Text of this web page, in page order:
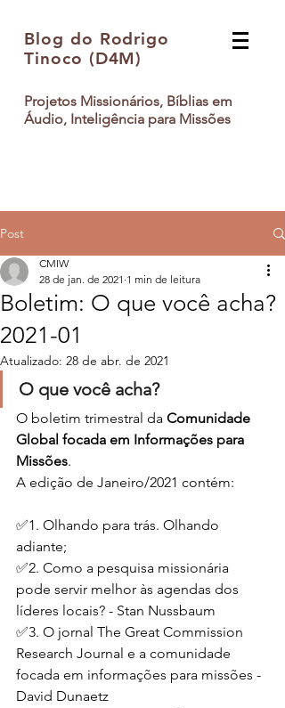
Blog do Rodrigo
Tinoco (D4M)
Projetos Missionários, Bíblias em
Áudio, Inteligência para Missões
Post
Boletim: O que você acha?
2021-01
CMIW
28 de jan. de 2021 1 min de leitura
Atualizado: 28 de abr. de 2021
O que você acha?
O boletim trimestral da Comunidade
Global focada em Informações para
Missões.
A edição de Janeiro/2021 contém:
✅1. Olhando para trás. Olhando
adiante;
✅2. Como a pesquisa missionária
pode servir melhor às agendas dos
líderes locais? - Stan Nussbaum
✅3. O jornal The Great Commission
Research Journal e a comunidade
focada em informações para missões -
David Dunaetz